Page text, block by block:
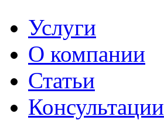
Услуги
О компании
Статьи
Консультации